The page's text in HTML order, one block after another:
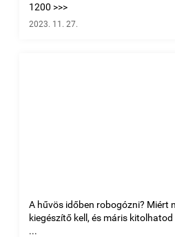
1200 >>>
2023. 11. 27.
A hűvös időben robogózni? Miért
kiegészítő kell, és máris
...